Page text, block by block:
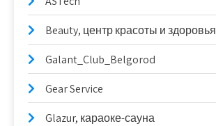
Beauty, центр красоты и здоровья
Galant_Club_Belgorod
Gear Service
Glazur, караоке-сауна